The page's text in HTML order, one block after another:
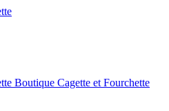
Boutique Cagette et Fourchette